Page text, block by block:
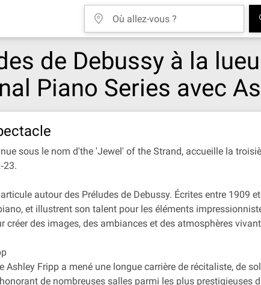
de Debussy à la
Piano Series avec
sous le nom d'the 'Jewel' of the Strand, accueille la
autour des Préludes de Debussy. Écrites entre
et illustrent son talent pour les éléments
créer des images, des ambiances et des atmosphères
Ashley Fripp a mené une longue carrière de récitaliste, de
de nombreuses salles parmi les plus